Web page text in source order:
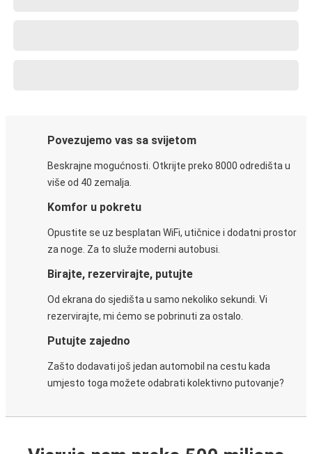
Povezujemo vas sa svijetom
Beskrajne mogućnosti. Otkrijte preko 8000 odredišta u
više od 40 zemalja.
Komfor u pokretu
Opustite se uz besplatan WiFi, utičnice i dodatni prostor
za noge. Za to služe moderni autobusi.
Birajte, rezervirajte, putujte
Od ekrana do sjedišta u samo nekoliko sekundi. Vi
rezervirajte, mi ćemo se pobrinuti za ostalo.
Putujte zajedno
Zašto dodavati još jedan automobil na cestu kada
umjesto toga možete odabrati kolektivno putovanje?